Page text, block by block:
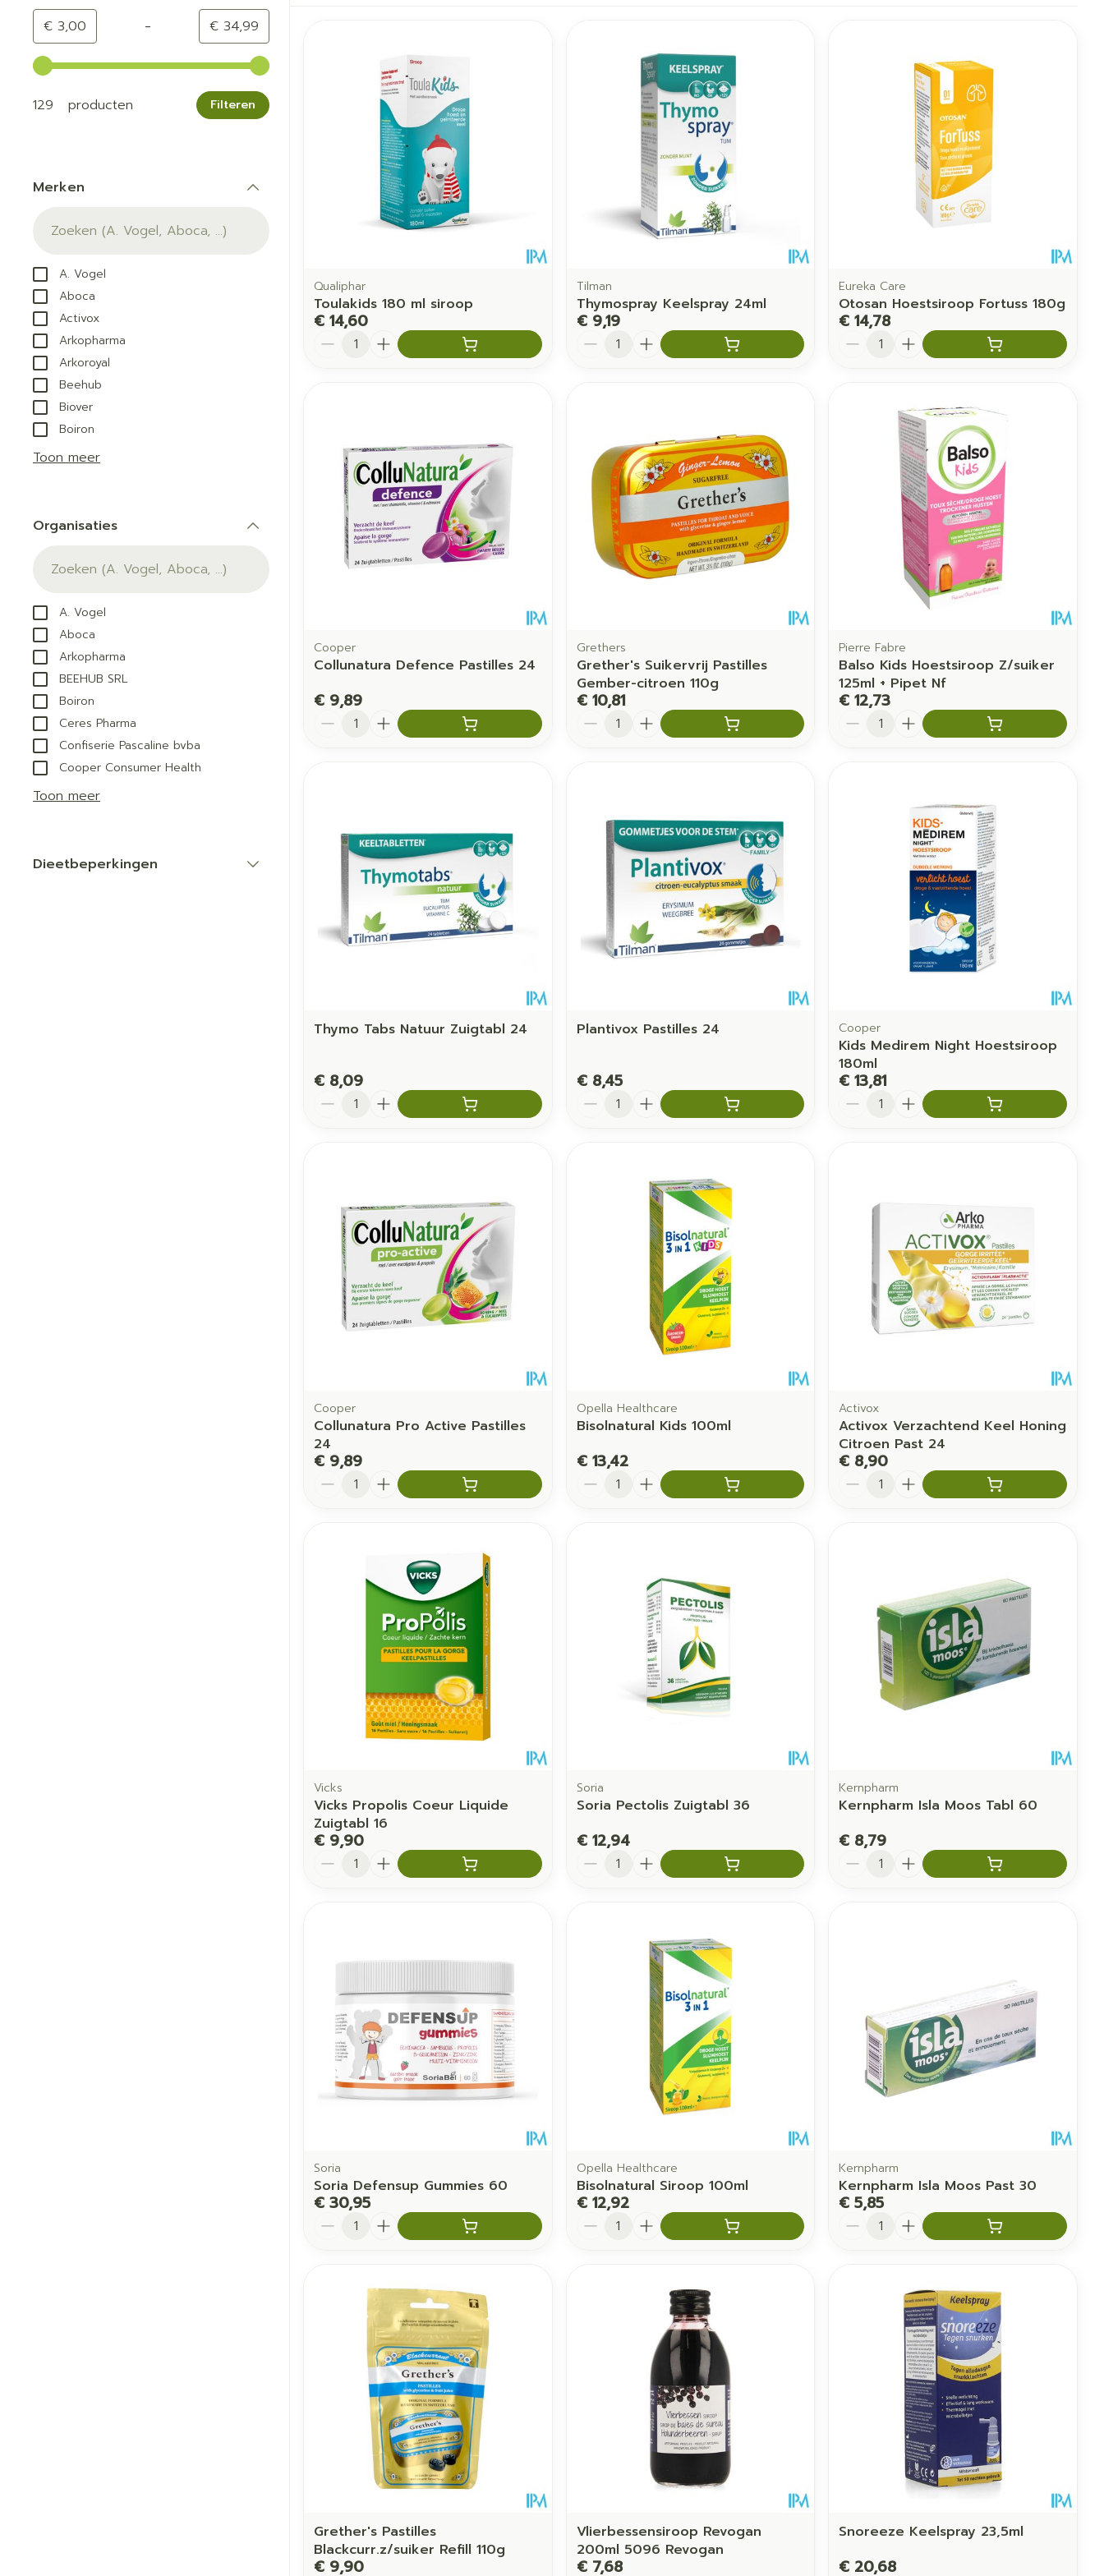
Minimumwaarde
€ 3,00 - Maximale waarde
€ 34,99
Gebruik de pijltjestoetsen links en rechts om de minimale en maximale prijswaarden aan te passen.
129 producten
Filteren
Merken
A. Vogel
Aboca
Activox
Arkopharma
Arkoroyal
Beehub
Biover
Boiron
Toon meer
Organisaties
A. Vogel
Aboca
Arkopharma
BEEHUB SRL
Boiron
Ceres Pharma
Confiserie Pascaline bvba
Cooper Consumer Health
Toon meer
Dieetbeperkingen
Qualiphar
Toulakids 180 ml siroop
€ 14,60
Aantal
Tilman
Thymospray Keelspray 24ml
€ 9,19
Aantal
Eureka Care
Otosan Hoestsiroop Fortuss 180g
€ 14,78
Aantal
Cooper
Collunatura Defence Pastilles 24
€ 9,89
Aantal
Grethers
Grether's Suikervrij Pastilles
Gember-citroen 110g
€ 10,81
Aantal
Pierre Fabre
Balso Kids Hoestsiroop Z/suiker
125ml + Pipet Nf
€ 12,73
Aantal
Thymo Tabs Natuur Zuigtabl 24
€ 8,09
Aantal
Plantivox Pastilles 24
€ 8,45
Aantal
Cooper
Kids Medirem Night Hoestsiroop
180ml
€ 13,81
Aantal
Cooper
Collunatura Pro Active Pastilles
24
€ 9,89
Aantal
Opella Healthcare
Bisolnatural Kids 100ml
€ 13,42
Aantal
Activox
Activox Verzachtend Keel Honing
Citroen Past 24
€ 8,90
Aantal
Vicks
Vicks Propolis Coeur Liquide
Zuigtabl 16
€ 9,90
Aantal
Soria
Soria Pectolis Zuigtabl 36
€ 12,94
Aantal
Kernpharm
Kernpharm Isla Moos Tabl 60
€ 8,79
Aantal
Soria
Soria Defensup Gummies 60
€ 30,95
Aantal
Opella Healthcare
Bisolnatural Siroop 100ml
€ 12,92
Aantal
Kernpharm
Kernpharm Isla Moos Past 30
€ 5,85
Aantal
Grether's Pastilles
Blackcurr.z/suiker Refill 110g
€ 9,90
Vlierbessensiroop Revogan
200ml 5096 Revogan
€ 7,68
Snoreeze Keelspray 23,5ml
€ 20,68